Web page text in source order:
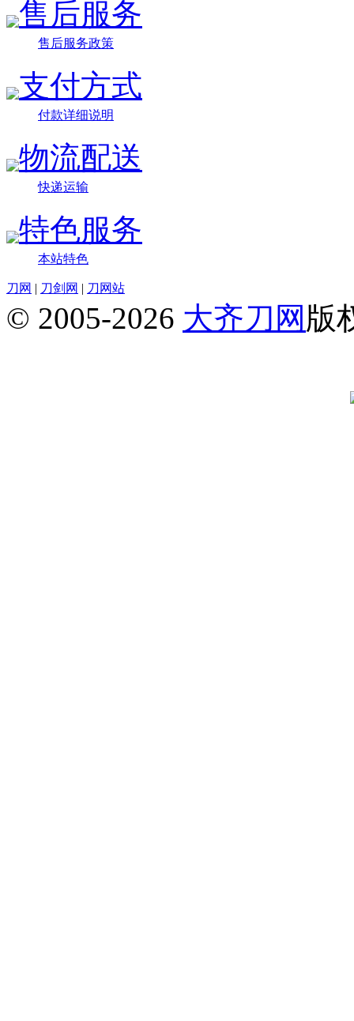
售后服务
售后服务政策
支付方式
付款详细说明
物流配送
快递运输
特色服务
本站特色
刀网 | 刀剑网 | 刀网站
© 2005-2026 大齐刀网 版